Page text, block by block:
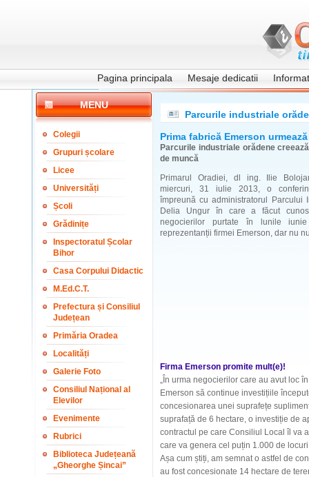
Pagina principala Mesaje dedicatii
MENU
Colegii
Grupuri școlare
Licee
Universități
Școli
Grădinițe
Inspectoratul Școlar
Bihor
Casa Corpului Didactic
M.Ed.C.T.
Prefectura și Consiliul
Județean
Primăria Oradea
Localități
Galerie Foto
Consiliul Național al
Elevilor
Evenimente
Rubrici
Biblioteca Județeană
„Gheorghe Șincai”
Parcurile industriale
Prima fabrică Emerson
Parcurile industriale orădene
de muncă
Primarul Oradiei, dl ing. Ilie
miercuri, 31 iulie 2013, o
împreună cu administratorul Parcului
Delia Ungur în care a făcut
negocierilor purtate în lunile
reprezentanții firmei Emerson, dar nu
Firma Emerson promite mult(e)!
„În urma negocierilor care au avut loc
Emerson să continue investițiile
concesionarea unei suprafețe
suprafață de 6 hectare, o investiție de
contractul pe care Consiliul Local îl va
care va genera cel puțin 1.000 de
Așa cum știți, am semnat o astfel de
au fost concesionate 14 hectare de